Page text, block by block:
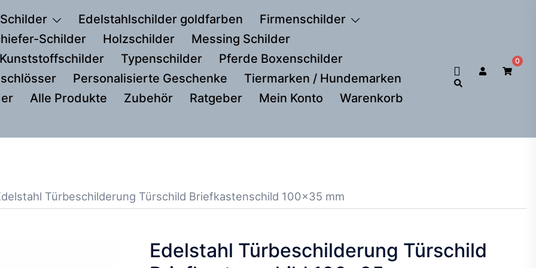
Edelstahlschilder goldfarben
Firmenschilder
Schilder Holzschilder
Messing Schilder
Kunststoffschilder Typenschilder
Pferde Boxenschilder
Personalisierte Geschenke
Tiermarken / Hundemarken
Alle Produkte Zubehör Ratgeber Mein Konto
Warenkorb
Suche
0
Türbeschilderung Türschild Briefkastenschild 100×35 mm
Edelstahl Türbeschilderung Türschild